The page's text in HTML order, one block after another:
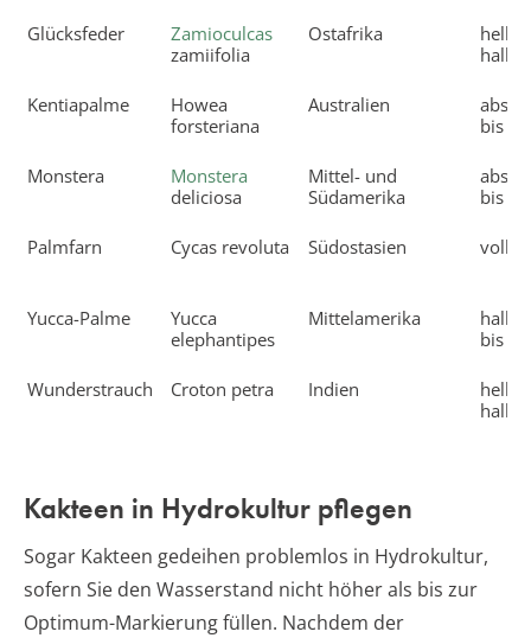
Glücksfeder
Zamioculcas
zamiifolia
Ostafrika
hell
Kentiapalme
Howea
forsteriana
Australien
bis
Monstera
Monstera
deliciosa
Mittel- und
Südamerika
bis
Palmfarn Cycas revoluta Südostasien
Yucca-Palme
Yucca
elephantipes
Mittelamerika
bis
Wunderstrauch Croton petra Indien
hell
Kakteen in Hydrokultur pflegen
Sogar Kakteen gedeihen problemlos in Hydrokultur,
sofern Sie den Wasserstand nicht höher als bis zur
Optimum-Markierung füllen. Nachdem der